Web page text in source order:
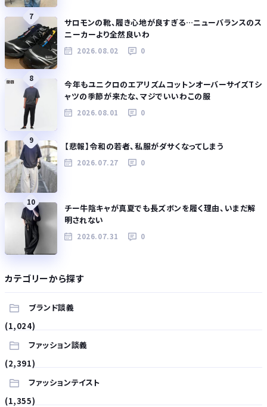
7
サロモンの靴、履き心地が良すぎる…ニューバランスのス
ニーカーより全然良いわ
2026.08.02 0
8
今年もユニクロのエアリズムコットンオーバーサイズTシ
ャツの季節が来たな、マジでいいわこの服
2026.08.01 0
9
【悲報】令和の若者、私服がダサくなってしまう
2026.07.27 0
10
チー牛陰キャが真夏でも長ズボンを履く理由、いまだ解
明されない
2026.07.31 0
カテゴリーから探す
ブランド談義
(1,024)
ファッション談義
(2,391)
ファッションテイスト
(1,355)